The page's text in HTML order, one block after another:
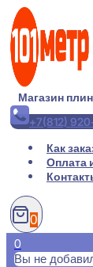
Перейти
содержимому
Магазин
+7(812)
Как
Оплата
0
0
Вы не